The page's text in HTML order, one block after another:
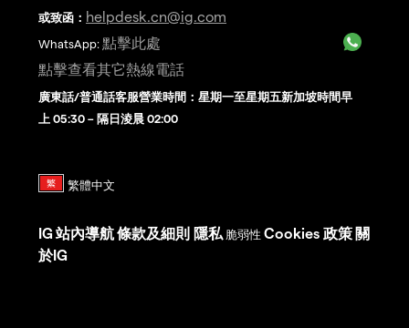
或致函： helpdesk.cn@ig.com
WhatsApp: 點擊此處
點擊查看其它熱線電話
廣東話/普通話客服營業時間：星期一至星期五新加坡時間早
上 05:30 – 隔日淩晨 02:00
IG 站內導航條款及細則 隱私 脆弱性 Cookies 政策 關
於IG